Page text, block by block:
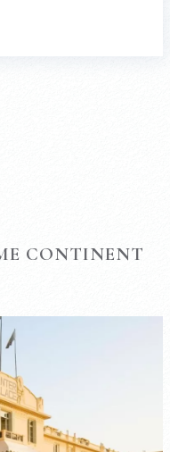
CONTINENT